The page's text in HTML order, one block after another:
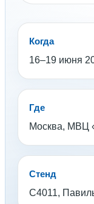
Когда
16–19 июня
Где
Москва, МВЦ
Стенд
C4011,